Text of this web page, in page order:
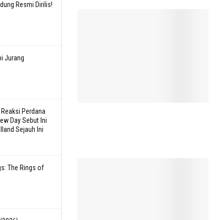
Resmi Dirilis!
Jurang
Perdana
Day Sebut Ini
Sejauh Ini
The Rings of